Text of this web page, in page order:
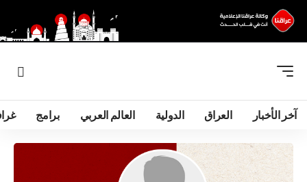
آخر الأخبار العراق الدولية العالم العربي برامج